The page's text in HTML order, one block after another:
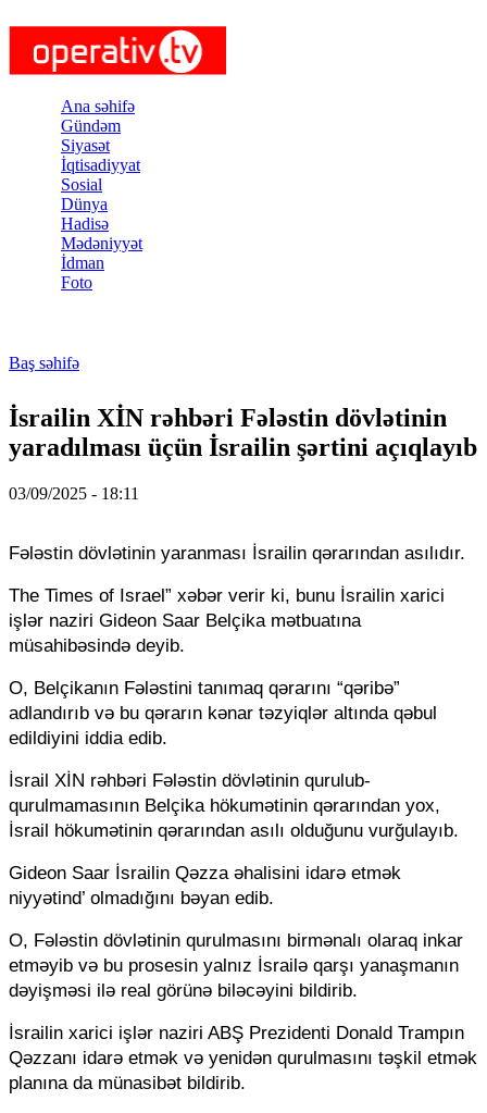
Ana səhifə
Gündəm
Siyasət
İqtisadiyyat
Sosial
Dünya
Hadisə
Mədəniyyət
İdman
Foto
Baş səhifə
İsrailin XİN rəhbəri Fələstin dövlətinin
yaradılması üçün İsrailin şərtini açıqlayıb
03/09/2025 - 18:11
Fələstin dövlətinin yaranması İsrailin qərarından asılıdır.
The Times of Israel” xəbər verir ki, bunu İsrailin xarici
işlər naziri Gideon Saar Belçika mətbuatına
müsahibəsində deyib.
O, Belçikanın Fələstini tanımaq qərarını “qəribə”
adlandırıb və bu qərarın kənar təzyiqlər altında qəbul
edildiyini iddia edib.
İsrail XİN rəhbəri Fələstin dövlətinin qurulub-
qurulmamasının Belçika hökumətinin qərarından yox,
İsrail hökumətinin qərarından asılı olduğunu vurğulayıb.
Gideon Saar İsrailin Qəzza əhalisini idarə etmək
niyyətind’ olmadığını bəyan edib.
O, Fələstin dövlətinin qurulmasını birmənalı olaraq inkar
etməyib və bu prosesin yalnız İsrailə qarşı yanaşmanın
dəyişməsi ilə real görünə biləcəyini bildirib.
İsrailin xarici işlər naziri ABŞ Prezidenti Donald Trampın
Qəzzanı idarə etmək və yenidən qurulmasını təşkil etmək
planına da münasibət bildirib.